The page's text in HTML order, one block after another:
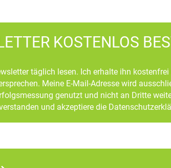
KOSTENLOS
täglich lesen. Ich erhalte ihn
Meine E-Mail-Adresse wird
genutzt und nicht an Dritte
und akzeptiere die